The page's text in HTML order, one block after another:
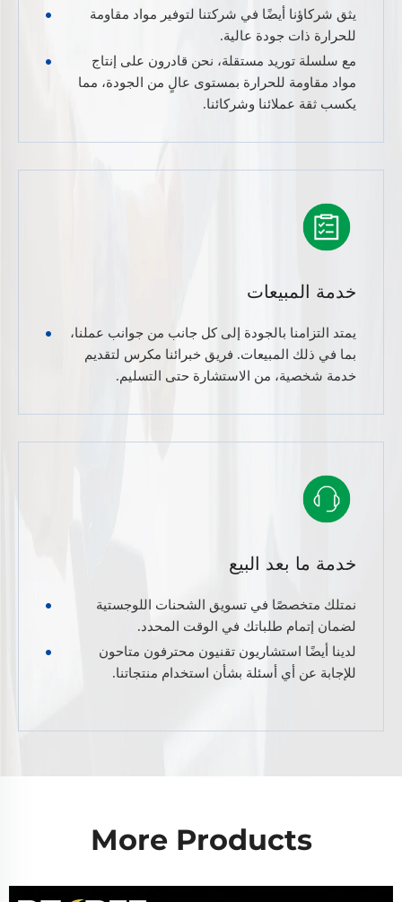
يثق شركاؤنا أيضًا في شركتنا لتوفير مواد مقاومة
للحرارة ذات جودة عالية.
مع سلسلة توريد مستقلة، نحن قادرون على إنتاج
مواد مقاومة للحرارة بمستوى عالٍ من الجودة، مما
يكسب ثقة عملائنا وشركائنا.
خدمة المبيعات
يمتد التزامنا بالجودة إلى كل جانب من جوانب عملنا،
بما في ذلك المبيعات. فريق خبرائنا مكرس لتقديم
خدمة شخصية، من الاستشارة حتى التسليم.
خدمة ما بعد البيع
نمتلك متخصصًا في تسويق الشحنات اللوجستية
لضمان إتمام طلباتك في الوقت المحدد.
لدينا أيضًا استشاريون تقنيون محترفون متاحون
للإجابة عن أي أسئلة بشأن استخدام منتجاتنا.
More Products